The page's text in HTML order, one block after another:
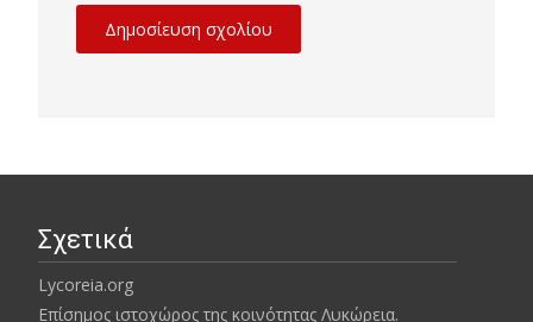
Σχετικά
Lycoreia.org
Επίσημος ιστοχώρος της κοινότητας Λυκώρεια.